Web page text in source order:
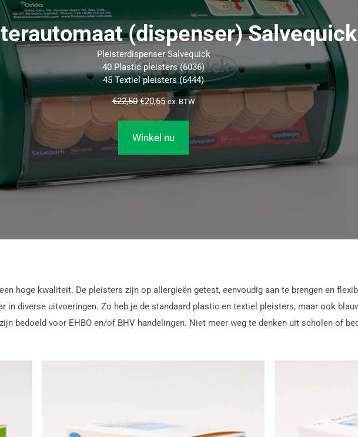
(dispenser) Salvequick
Pleisterdispenser Salvequick
40 Plastic pleisters (6036)
45 Textiel pleisters (6444)
€22,50 €20,65 ex. BTW
Winkel nu
hoge kwaliteit. De pleisters zijn op allergieën getest, eenvoudig aan te brengen en
in diverse uitvoeringen. Zo heb je de standaard plastic en textiel pleisters, maar ook
bedoeld voor EHBO en/of BHV handelingen. Niet meer weg te denken uit scholen of